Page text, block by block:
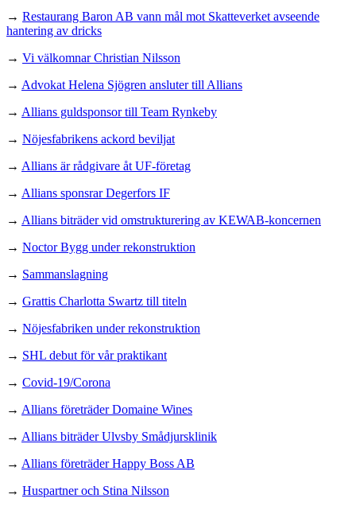
→ Restaurang Baron AB vann mål mot Skatteverket avseende
hantering av dricks
→ Vi välkomnar Christian Nilsson
→ Advokat Helena Sjögren ansluter till Allians
→ Allians guldsponsor till Team Rynkeby
→ Nöjesfabrikens ackord beviljat
→ Allians är rådgivare åt UF-företag
→ Allians sponsrar Degerfors IF
→ Allians biträder vid omstrukturering av KEWAB-koncernen
→ Noctor Bygg under rekonstruktion
→ Sammanslagning
→ Grattis Charlotta Swartz till titeln
→ Nöjesfabriken under rekonstruktion
→ SHL debut för vår praktikant
→ Covid-19/Corona
→ Allians företräder Domaine Wines
→ Allians biträder Ulvsby Smådjursklinik
→ Allians företräder Happy Boss AB
→ Huspartner och Stina Nilsson